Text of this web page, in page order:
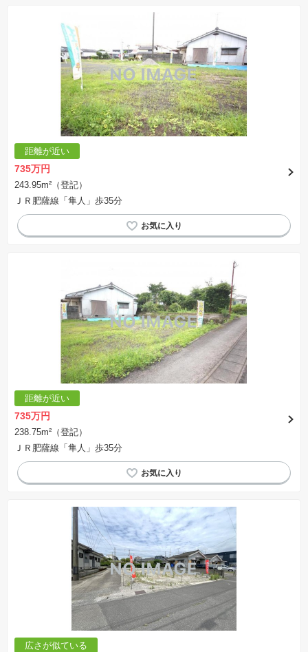
の一例であって、プランの採用可否は任意です。
※土地（建築条件なし）で「建物プラン例」が表記してある時、そのプラン例は特定の建築請
負会社によるもので、当該建築請負会社以外で建てた場合、同様のものが同価格で建てられる
とは限りません。また建築請負会社を特定するものではありません。
※建築条件付き土地とは、その土地に建築する建物の建築請負契約が、一定期間内に成立する
ことを条件として売買される土地のことをいいます。建築請負契約成立に向けて設計プランを
協議するため、土地購入者が自己の希望する建物の設計協議をするために必要な相当の期間の
交渉期間が設定され、その期間内で希望を満たすプランが実現できたかどうかにより結論を出
します。なお、この期間は概ね3ヶ月程度とされています。納得のいくプランが出来ず、建築請
負契約が成立しない場合、土地売買契約は白紙に戻り、土地契約にかかった代金（土地代金、
手付金など）は名目のいかんに関わらず、全て返却されます。
※課税対象物件の「価格」や「費用等」は消費税込みの「総額表示」で統一しています。
※「本体価格」とは、課税対象物件においては「消費税を除いた建物価格」と「土地価格」の
合計額を指します。
表示されておりません。
※取引にかかる費用：物件の契約手続き、決済、引き渡し時にかかる費用を表示しています。
不動産会社によって表記有無が異なるため、ご自身で十分な確認をしていただくようにお願い
いたします。
場合があります。
距離が近い
735万円
243.95m²（登記）
ＪＲ肥薩線「隼人」歩35分
距離が近い
735万円
238.75m²（登記）
ＪＲ肥薩線「隼人」歩35分
広さが似ている